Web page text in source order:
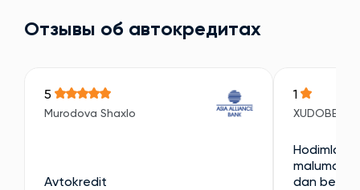
Отзывы об автокредитах
5
Murodova Shaxlo
Avtokredit
1
XUDOBERDI
Hodimlari
malumotni
dan